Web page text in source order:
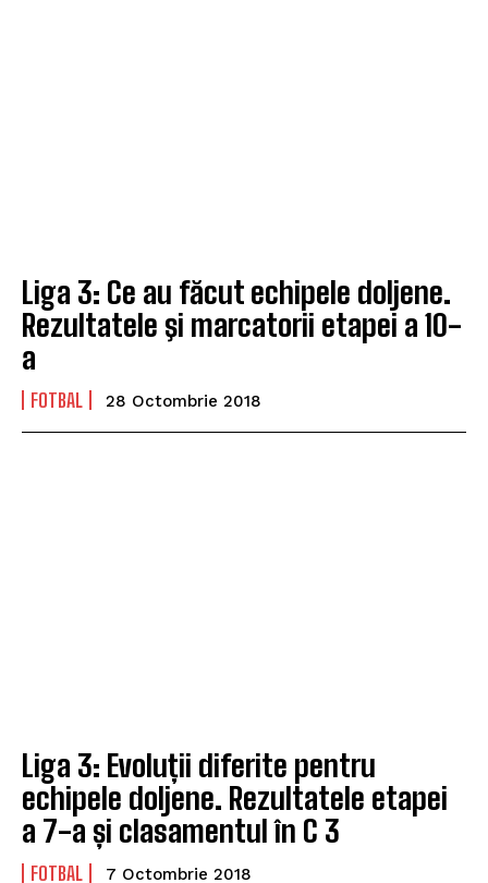
Liga 3: Ce au făcut echipele doljene.
Rezultatele şi marcatorii etapei a 10-
a
FOTBAL 28 Octombrie 2018
Liga 3: Evoluții diferite pentru
echipele doljene. Rezultatele etapei
a 7-a și clasamentul în C 3
FOTBAL 7 Octombrie 2018